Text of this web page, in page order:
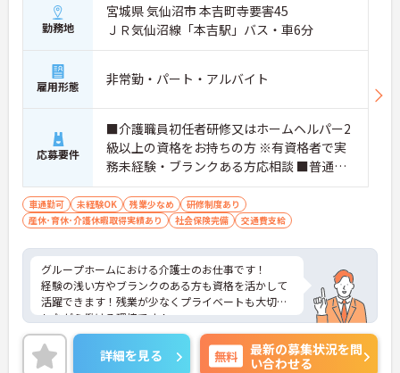
勤務地
宮城県 気仙沼市 本吉町寺要害45
ＪＲ気仙沼線「本吉駅」バス・車6分
雇用形態 非常勤・パート・アルバイト
応募要件
■介護職員初任者研修又はホームヘルパー2
級以上の資格をお持ちの方 ※有資格者で実
務未経験・ブランクある方応相談 ■普通自
動車運転免許（AT限定可）
車通勤可 未経験OK 残業少なめ
研修制度あり
産休･育休･介護休暇取得実績あり
社会保険完備 交通費支給
グループホームにおける介護士のお仕事です！
経験の浅い方やブランクのある方も資格を活かして
活躍できます！残業が少なくプライベートも大切に
しながら働ける環境です！
ご興味ある方には、面接のポイントなど、さらに詳
細をお話致しますのでお気軽にご相談ください。
詳細を見る 無料
最新の募集状況を問
い合わせる